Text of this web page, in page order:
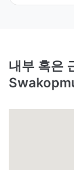
내부 혹은